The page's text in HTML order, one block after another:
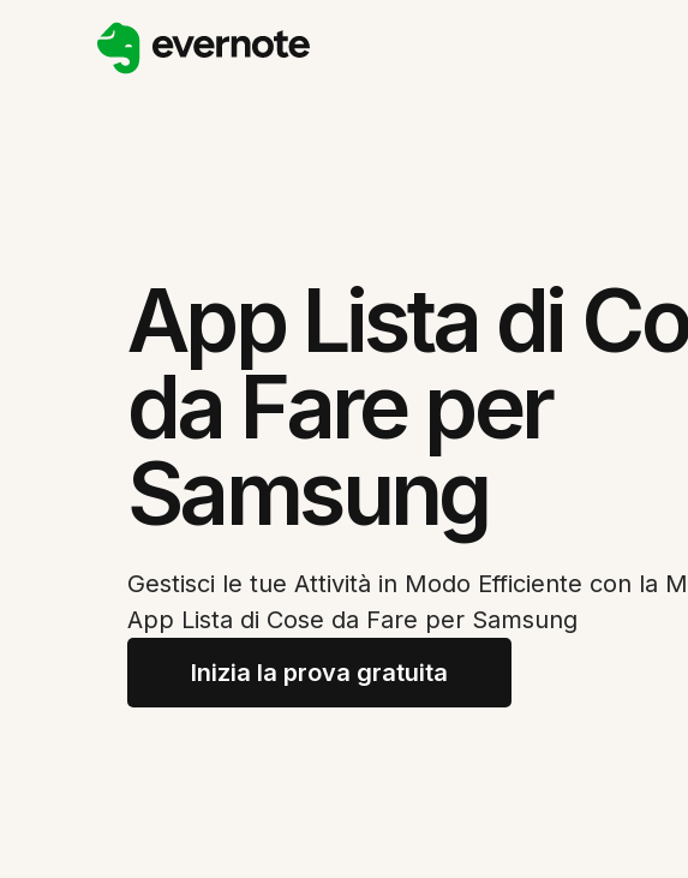
App Lista di
da Fare per
Samsung
Gestisci le tue Attività in Modo Efficiente con la
App Lista di Cose da Fare per Samsung
Inizia la prova gratuita